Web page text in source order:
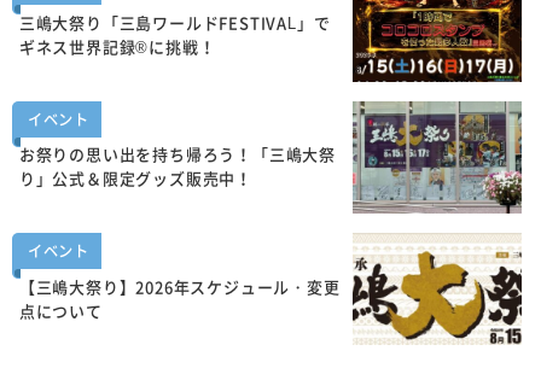
三嶋大祭り「三島ワールドFESTIVAL」で
ギネス世界記録®に挑戦！
イベント
お祭りの思い出を持ち帰ろう！「三嶋大祭
り」公式＆限定グッズ販売中！
イベント
【三嶋大祭り】2026年スケジュール・変更
点について